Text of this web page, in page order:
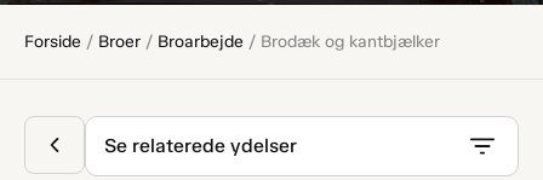
Forside / Broer / Broarbejde / Brodæk og kantbjælker
Se relaterede ydelser